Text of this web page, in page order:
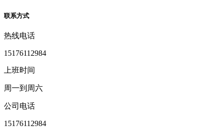
联系方式
热线电话
15176112984
上班时间
周一到周六
公司电话
15176112984